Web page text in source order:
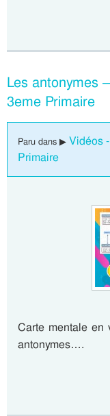
Les antonymes
3eme Primaire
Paru dans ▶ Vidéos
Primaire
Carte mentale en
antonymes….